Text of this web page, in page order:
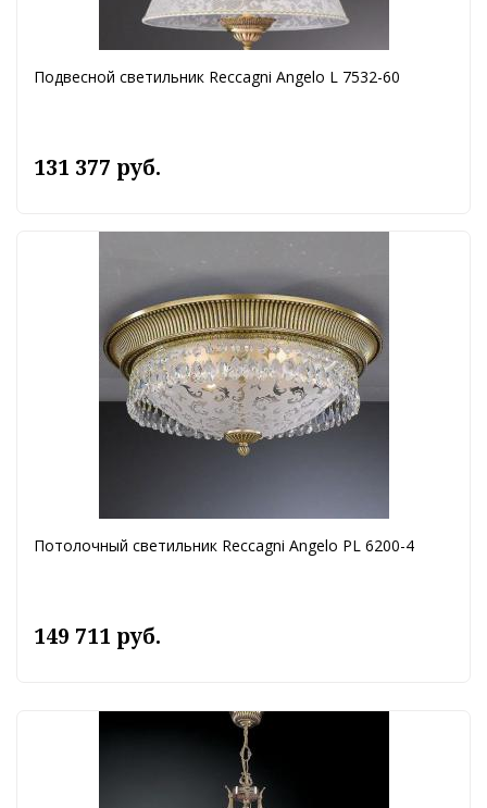
Подвесной светильник Reccagni Angelo L 7532-60
131 377 руб.
Потолочный светильник Reccagni Angelo PL 6200-4
149 711 руб.